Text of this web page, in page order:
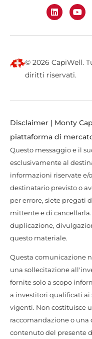
© 2026 CapiWell.
diritti riservati.
Disclaimer | Monty
piattaforma di
Questo messaggio e il
esclusivamente al
informazioni riservate e/
destinatario previsto o
per errore, siete pregati
mittente e di
duplicazione,
questo materiale.
Questa comunicazione
una sollecitazione
fornite solo a scopo
a investitori qualificati ai
vigenti. Non costituisce
raccomandazione o una
contenuto del presente